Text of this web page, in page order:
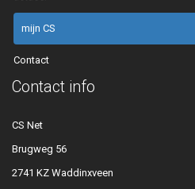
mijn CS
Contact
Contact info
CS Net
Brugweg 56
2741 KZ Waddinxveen